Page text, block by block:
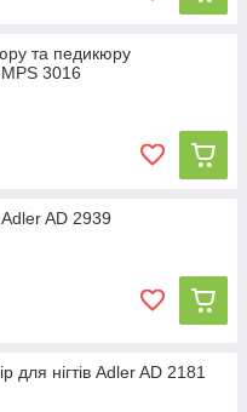
та педикюру
3016
AD 2939
для нігтів Adler AD 2181